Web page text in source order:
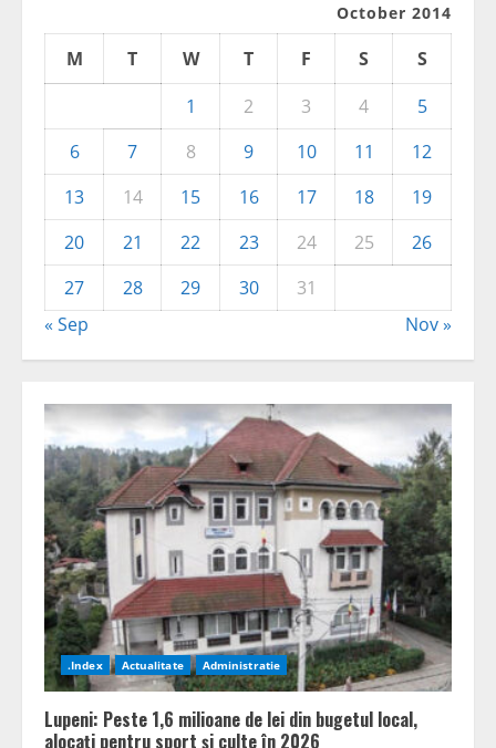
October 2014
M T W T F S
S
1
2 3 4
5
6
7 8 9 10 11
12
13
14 15 16 17 18
19
20
21 22 23 24 25
26
27
28 29 30
31
« Sep
Nov »
.Index Actualitate Administratie
Lupeni: Peste 1,6 milioane de lei din bugetul local,
alocați pentru sport și culte în 2026